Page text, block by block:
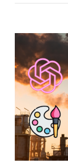
Ver
imagen
más
grande